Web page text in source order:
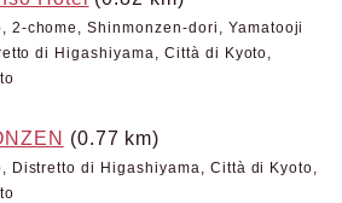
2-chome, Shinmonzen-dori, Yamatooji
di Higashiyama, Città di Kyoto,
(0.77 km)
Distretto di Higashiyama, Città di Kyoto,